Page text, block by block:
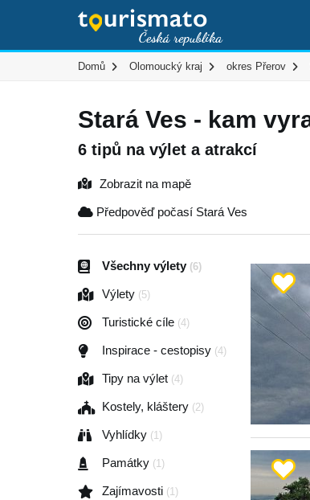
Domů Olomoucký kraj okres Přerov
Stará Ves - kam
6 tipů na výlet a atrakcí
Zobrazit na mapě
Předpověď počasí Stará Ves
Všechny výlety (6)
Výlety (5)
Turistické cíle (4)
Inspirace - cestopisy (4)
Tipy na výlet (4)
Kostely, kláštery (2)
Vyhlídky (1)
Památky (1)
Zajímavosti (1)